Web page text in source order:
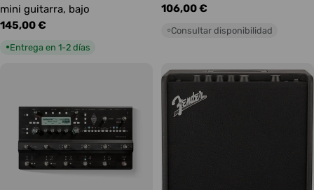
mini guitarra, bajo
Precio
145,00 €
●Entrega en 1-2 días
Precio
106,00 €
○Consultar disponibilidad